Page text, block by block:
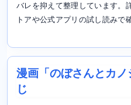
バレを抑えて整理しています。
トアや公式アプリの試し読みで
漫画「のぼさんとカ
じ